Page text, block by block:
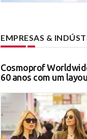
EMPRESAS &
Cosmoprof
60 anos com um